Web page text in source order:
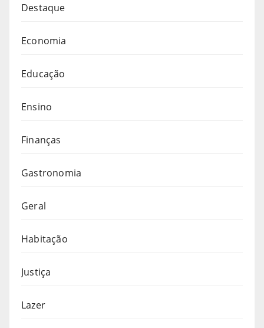
Destaque
Economia
Educação
Ensino
Finanças
Gastronomia
Geral
Habitação
Justiça
Lazer